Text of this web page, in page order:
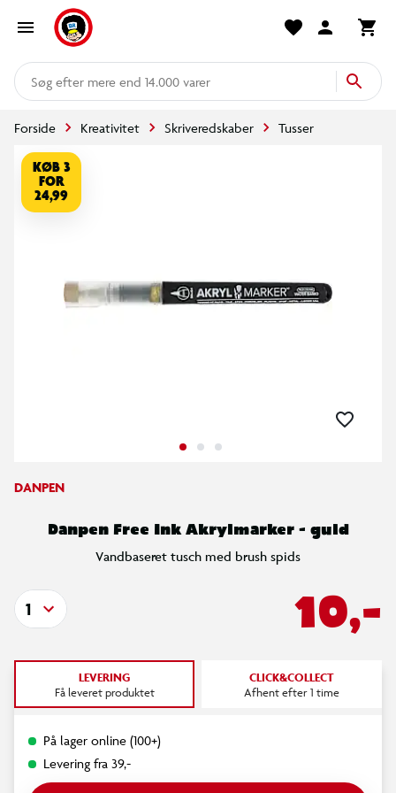
mere end 14.000 varer
Forside Kreativitet Skriveredskaber Tusser
KØB 3
FOR
24,99
DANPEN
Danpen Free Ink Akrylmarker - guld
Vandbaseret tusch med brush spids
10,-
1
LEVERING
Få leveret produktet
CLICK&COLLECT
Afhent efter 1 time
På lager online (100+)
Levering fra 39,-